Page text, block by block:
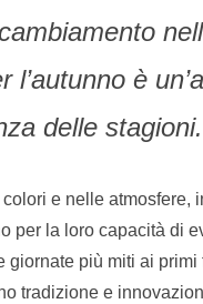
è
delle stagioni.
e nelle
per la loro capacità di
più miti ai
tradizione e